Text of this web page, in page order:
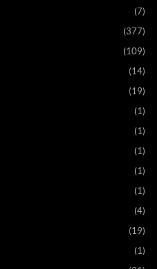
(7)
(377)
(109)
(14)
(19)
(1)
(1)
(1)
(1)
(1)
(4)
(19)
(1)